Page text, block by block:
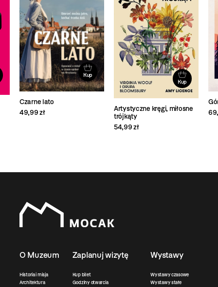
Kup
Czarne lato
49,99 zł
Kup
Artystyczne kręgi, miłosne
trójkąty
54,99 zł
O Muzeum
Historia i misja
Architektura
Zaplanuj wizytę
Kup bilet
Godziny otwarcia
Wystawy
Wystawy czasowe
Wystawy stałe